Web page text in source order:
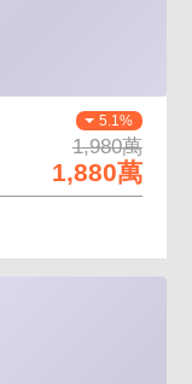
5.1%
1,980萬
1,880萬